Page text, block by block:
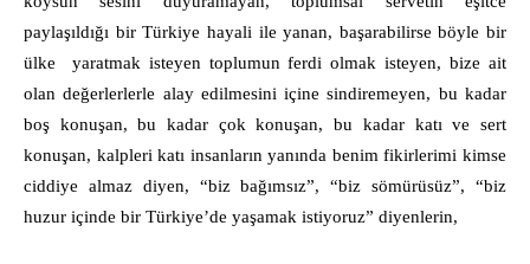
paylaşıldığı bir Türkiye hayali ile yanan, başarabilirse böyle bir
ülke yaratmak isteyen toplumun ferdi olmak isteyen, bize ait
olan değerlerlerle alay edilmesini içine sindiremeyen, bu kadar
boş konuşan, bu kadar çok konuşan, bu kadar katı ve sert
konuşan, kalpleri katı insanların yanında benim fikirlerimi kimse
ciddiye almaz diyen, “biz bağımsız”, “biz sömürüsüz”, “biz
huzur içinde bir Türkiye’de yaşamak istiyoruz” diyenlerin,